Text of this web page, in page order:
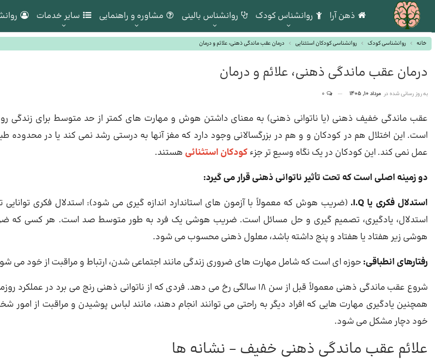
ذهن آرا روانشناس کودک روانشناس بالینی مشاوره و راهنمایی سایر خدمات
خانه روانشناسی کودک روانشناسی کودکان استثنایی درمان عقب ماندگی ذهنی، علائم و درمان
درمان عقب ماندگی ذهنی، علائم و درمان
به روز رسانی شده در مرداد 10, 1405
عقب ماندگی خفیف ذهنی (یا ناتوانی ذهنی) به معنای داشتن هوش و مهارت های کمتر از حد متوسط ​​برای زندگی
است. این اختلال هم در کودکان و و هم در بزرگسالانی وجود دارد که مغز آنها به درستی رشد نمی کند یا در محدوده
عمل نمی کند. این کودکان در یک نگاه وسیع تر جزءکودکان استثنائی هستند.
دو زمینه اصلی است که تحت تأثیر ناتوانی ذهنی قرار می گیرد:
استدلال فکری یا I.Q.
(ضریب هوش که معمولاً با آزمون های استاندارد اندازه گیری می شود): استدلال فکری توانایی
استدلال، یادگیری، تصمیم گیری و حل مسائل است. ضریب هوشی یک فرد به طور متوسط ​​صد است. هر کسی که
هوشی زیر هفتاد یا هفتاد و پنج داشته باشد، معلول ذهنی محسوب می شود.
رفتارهای انطباقی: حوزه ای است که شامل مهارت های ضروری زندگی مانند اجتماعی شدن، ارتباط و مراقبت از خود می
شروع عقب ماندگی ذهنی معمولاً قبل از سن 18 سالگی رخ می دهد. فردی که از ناتوانی ذهنی رنج می برد در عملکرد
همچنین یادگیری مهارت هایی که افراد دیگر به راحتی می توانند انجام دهند، مانند لباس پوشیدن و مراقبت از امور
خود دچار مشکل می شود.
علائم عقب ماندگی ذهنی خفیف – نشانه ها